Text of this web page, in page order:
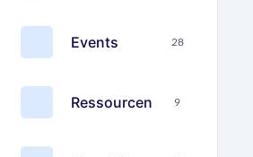
Events 28
Ressourcen 9